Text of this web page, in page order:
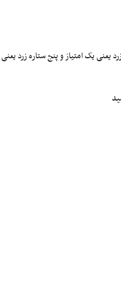
یک امتیاز و پنج ستاره زرد یعنی